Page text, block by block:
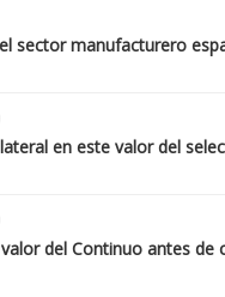
sector manufacturero
en este valor del
del Continuo antes de